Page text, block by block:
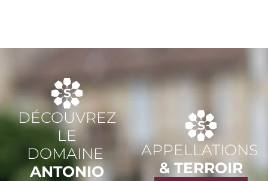
DÉCOUVREZ
LE
DOMAINE
ANTONIO
APPELLATIONS
& TERROIR